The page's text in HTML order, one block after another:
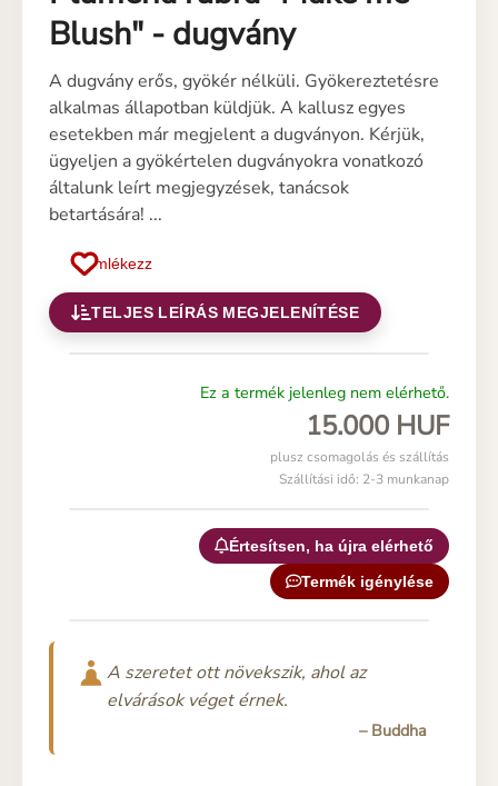
Blush" - dugvány
A dugvány erős, gyökér nélküli. Gyökereztetésre
alkalmas állapotban küldjük. A kallusz egyes
esetekben már megjelent a dugványon. Kérjük,
ügyeljen a gyökértelen dugványokra vonatkozó
általunk leírt megjegyzések, tanácsok
betartására! ...
Emlékezz
TELJES LEÍRÁS MEGJELENÍTÉSE
Ez a termék jelenleg nem elérhető.
15.000 HUF
plusz csomagolás és szállítás
Szállítási idő: 2-3 munkanap
Értesítsen, ha újra elérhető
Termék igénylése
A szeretet ott növekszik, ahol az
elvárások véget érnek.
– Buddha